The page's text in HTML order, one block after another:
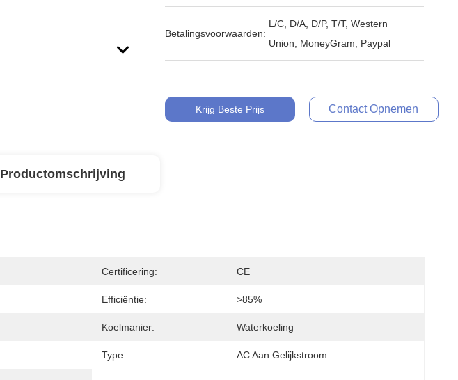
Betalingsvoorwaarden:
L/C, D/A, D/P, T/T, Western
Union, MoneyGram, Paypal
Krijg Beste Prijs Contact Opnemen
Productomschrijving
Certificering: CE
Efficiëntie: >85%
Koelmanier: Waterkoeling
Type: AC Aan Gelijkstroom